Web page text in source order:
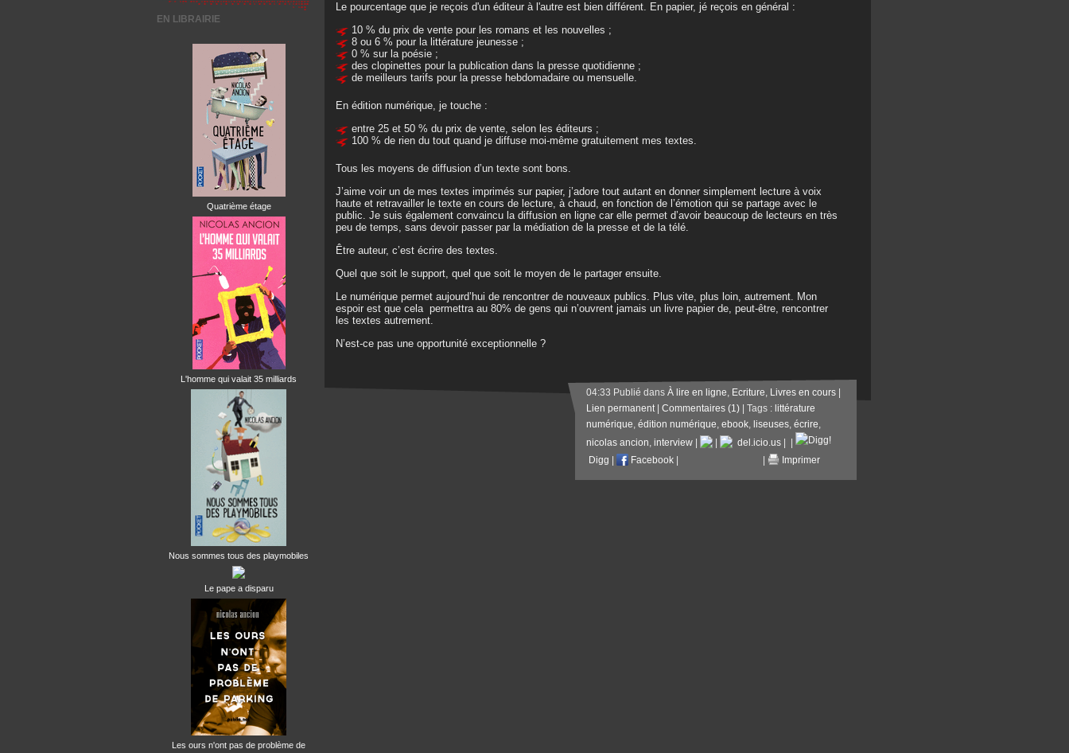
EN LIBRAIRIE
Quatrième étage
L'homme qui valait 35 milliards
Nous sommes tous des playmobiles
Le pape a disparu
Les ours n'ont pas de problème de
Le pourcentage que je reçois d'un éditeur à l'autre est bien différent. En papier, jé reçois en général :
10 % du prix de vente pour les romans et les nouvelles ;
8 ou 6 % pour la littérature jeunesse ;
0 % sur la poésie ;
des clopinettes pour la publication dans la presse quotidienne ;
de meilleurs tarifs pour la presse hebdomadaire ou mensuelle.
En édition numérique, je touche :
entre 25 et 50 % du prix de vente, selon les éditeurs ;
100 % de rien du tout quand je diffuse moi-même gratuitement mes textes.
Tous les moyens de diffusion d’un texte sont bons.
J’aime voir un de mes textes imprimés sur papier, j’adore tout autant en donner simplement lecture à voix
haute et retravailler le texte en cours de lecture, à chaud, en fonction de l’émotion qui se partage avec le
public. Je suis également convaincu la diffusion en ligne car elle permet d’avoir beaucoup de lecteurs en très
peu de temps, sans devoir passer par la médiation de la presse et de la télé.
Être auteur, c’est écrire des textes.
Quel que soit le support, quel que soit le moyen de le partager ensuite.
Le numérique permet aujourd’hui de rencontrer de nouveaux publics. Plus vite, plus loin, autrement. Mon
espoir est que cela permettra au 80% de gens qui n’ouvrent jamais un livre papier de, peut-être, rencontrer
les textes autrement.
N’est-ce pas une opportunité exceptionnelle ?
04:33 Publié dans À lire en ligne, Ecriture, Livres en cours
Lien permanent| Commentaires (1) | Tags : littérature
numérique, édition numérique, ebook, liseuses, écrire,
nicolas ancion, interview del.icio.us
Digg
Facebook Imprimer